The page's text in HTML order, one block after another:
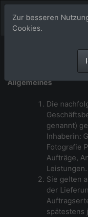
Allgemeine
Allgemeines
Die
genannt)
Inhaberin:
Fotografie
Aufträge,
Leistungen.
Sie gelten
der
spätestens
Zur besseren
Cookies.